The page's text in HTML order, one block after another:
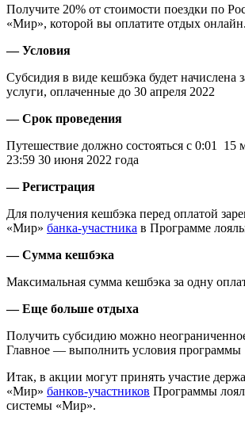
Получите 20% от стоимости поездки по
«Мир», которой вы оплатите отдых онлайн.
— Условия
Субсидия в виде кешбэка будет начислена
услуги, оплаченные до 30 апреля 2022
— Срок проведения
Путешествие должно состояться с 0:01 15
23:59 30 июня 2022 года
— Регистрация
Для получения кешбэка перед оплатой
«Мир» банка-участника в Программе
— Сумма кешбэка
Максимальная сумма кешбэка за одну
— Еще больше отдыха
Получить субсидию можно
Главное — выполнить условия программы
Итак, в акции могут принять участие
«Мир» банков-участников Программы
системы «Мир».